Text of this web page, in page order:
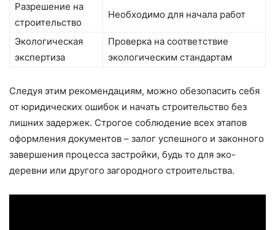
Разрешение на
строительство
Необходимо для начала работ
Экологическая
экспертиза
Проверка на соответствие
экологическим стандартам
Следуя этим рекомендациям, можно обезопасить себя
от юридических ошибок и начать строительство без
лишних задержек. Строгое соблюдение всех этапов
оформления документов – залог успешного и законного
завершения процесса застройки, будь то для эко-
деревни или другого загородного строительства.